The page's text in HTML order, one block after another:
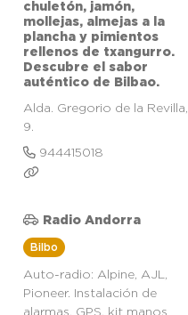
chuletón, jamón,
mollejas, almejas a la
plancha y pimientos
rellenos de txangurro.
Descubre el sabor
auténtico de Bilbao.
Alda. Gregorio de la Revilla,
9.
944415018
Radio Andorra
Bilbo
Auto-radio: Alpine, AJL,
Pioneer. Instalación de